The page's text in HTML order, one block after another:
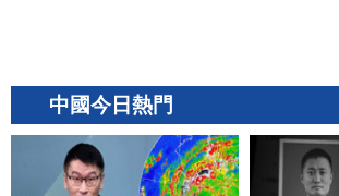
中國今日熱門